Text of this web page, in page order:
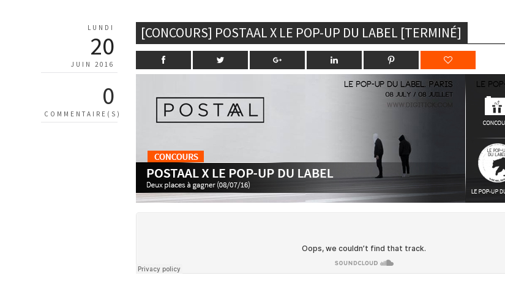
LUNDI
20
JUIN 2016
0
COMMENTAIRE(S)
[CONCOURS] POSTAAL X LE POP-UP DU LABEL [TERMINÉ]